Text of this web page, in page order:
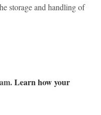
storage and handling of
Learn how your